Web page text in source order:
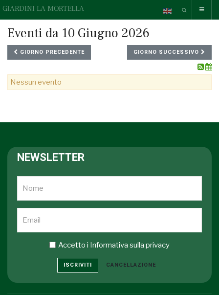
GIARDINI LA MORTELLA
Eventi da 10 Giugno 2026
GIORNO PRECEDENTE GIORNO SUCCESSIVO
Nessun evento
NEWSLETTER
Accetto i Informativa sulla privacy
ISCRIVITI CANCELLAZIONE